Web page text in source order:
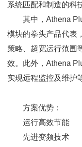
系统匹配和制造的科
其中，Athena
模块的拳头产品代表
策略、超宽运行范围
效。此外，Athena
实现远程监控及维护
方案优势：
运行高效节能
先进变频技术